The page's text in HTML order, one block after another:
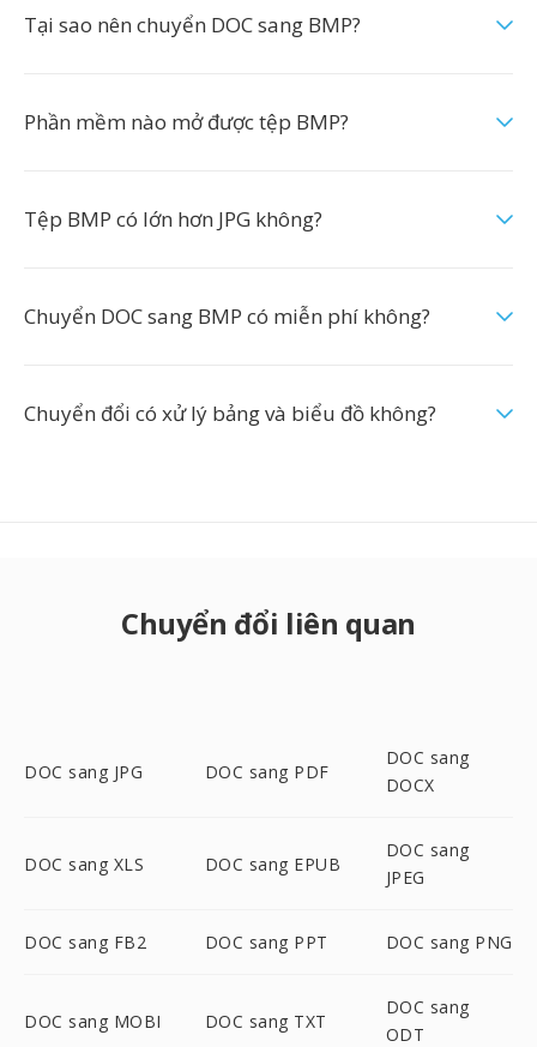
Tại sao nên chuyển DOC sang BMP?
Phần mềm nào mở được tệp BMP?
Tệp BMP có lớn hơn JPG không?
Chuyển DOC sang BMP có miễn phí không?
Chuyển đổi có xử lý bảng và biểu đồ không?
Chuyển đổi liên quan
DOC sang JPG DOC sang PDF
DOC sang
DOCX
DOC sang XLS DOC sang EPUB
DOC sang
JPEG
DOC sang FB2 DOC sang PPT DOC sang PNG
DOC sang MOBI DOC sang TXT
DOC sang
ODT